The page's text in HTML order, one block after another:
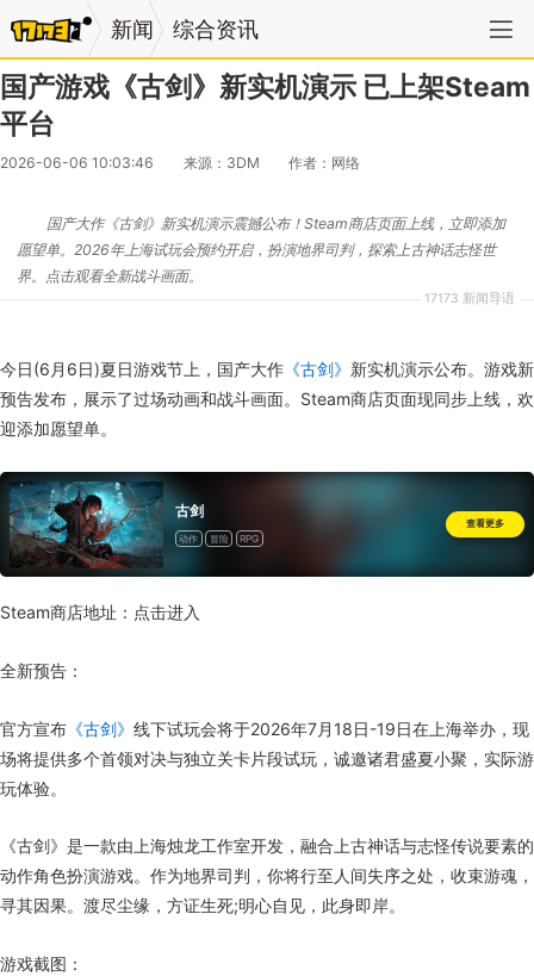
新闻 综合资讯
国产游戏《古剑》新实机演示 已上架Steam
平台
2026-06-06 10:03:46 来源：3DM 作者：网络
17173 新闻导语
国产大作《古剑》新实机演示震撼公布！Steam商店页面上线，立即添加
愿望单。2026年上海试玩会预约开启，扮演地界司判，探索上古神话志怪世
界。点击观看全新战斗画面。
今日(6月6日)夏日游戏节上，国产大作 《古剑》 新实机演示公布。游戏新
预告发布，展示了过场动画和战斗画面。Steam商店页面现同步上线，欢
迎添加愿望单。
古剑
动作 冒险 RPG
查看更多
Steam商店地址：点击进入
全新预告：
官方宣布 《古剑》 线下试玩会将于2026年7月18日-19日在上海举办，现
场将提供多个首领对决与独立关卡片段试玩，诚邀诸君盛夏小聚，实际游
玩体验。
《古剑》是一款由上海烛龙工作室开发，融合上古神话与志怪传说要素的
动作角色扮演游戏。作为地界司判，你将行至人间失序之处，收束游魂，
寻其因果。渡尽尘缘，方证生死;明心自见，此身即岸。
游戏截图：